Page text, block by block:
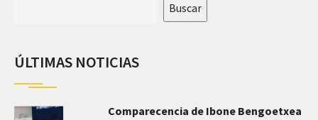
Buscar
ÚLTIMAS NOTICIAS
Comparecencia de Ibone Bengoetxea